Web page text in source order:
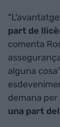
part de
comenta
alguna
demana
una part